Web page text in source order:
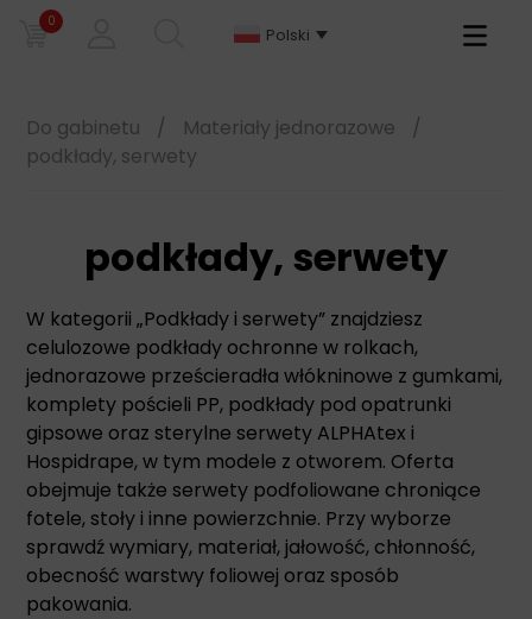
0
Polski
Primary
Do gabinetu / Materiały jednorazowe
/
podkłady, serwety
podkłady, serwety
W kategorii „Podkłady i serwety” znajdziesz
celulozowe podkłady ochronne w rolkach,
jednorazowe prześcieradła włókninowe z gumkami,
komplety pościeli PP, podkłady pod opatrunki
gipsowe oraz sterylne serwety ALPHAtex i
Hospidrape, w tym modele z otworem. Oferta
obejmuje także serwety podfoliowane chroniące
fotele, stoły i inne powierzchnie. Przy wyborze
sprawdź wymiary, materiał, jałowość, chłonność,
obecność warstwy foliowej oraz sposób
pakowania.